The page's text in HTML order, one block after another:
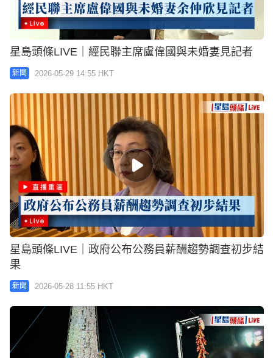
星島頭條LIVE｜經民聯主席盧偉國與未婚妻見記者
新聞 2026-05-29 14:55 HKT
星島頭條LIVE｜政府公布公務員薪酬趨勢調查初步結
果
新聞 2026-05-28 11:55 HKT